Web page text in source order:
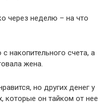
через неделю – на что
накопительного счета, а
жена.
но других денег у
которые он тайком от нее